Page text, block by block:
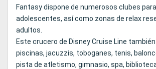
Fantasy dispone de numerosos clubes
adolescentes, así como zonas de relax
adultos.
Este crucero de Disney Cruise Line
piscinas, jacuzzis, toboganes, tenis,
pista de atletismo, gimnasio, spa,